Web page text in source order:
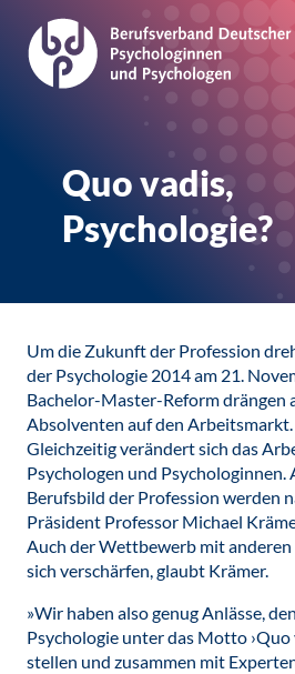
Quo vadis,
Psychologie?
Um die Zukunft der Profession
der Psychologie 2014 am 21.
Bachelor-Master-Reform drängen
Absolventen auf den Arbeitsmarkt.
Gleichzeitig verändert sich das
Psychologen und Psychologinnen.
Berufsbild der Profession werden
Präsident Professor Michael
Auch der Wettbewerb mit
sich verschärfen, glaubt Krämer.
»Wir haben also genug Anlässe,
Psychologie unter das Motto ›Quo
stellen und zusammen mit